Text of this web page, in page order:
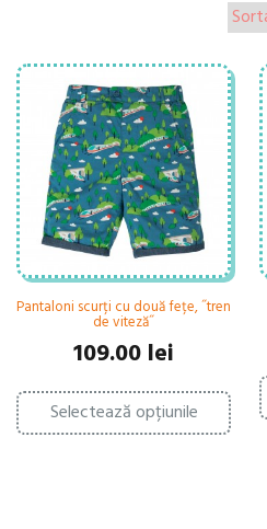
Pantaloni scurți cu două fețe, ˝tren
de viteză˝
109.00 lei
Selectează opțiunile
Acest
produs
are